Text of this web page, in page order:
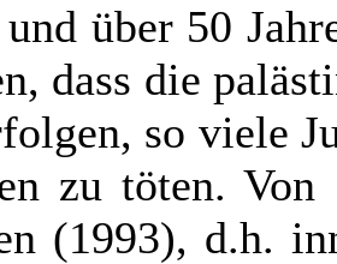
über 50
dass die
so viele
zu töten.
(1993), d.h.